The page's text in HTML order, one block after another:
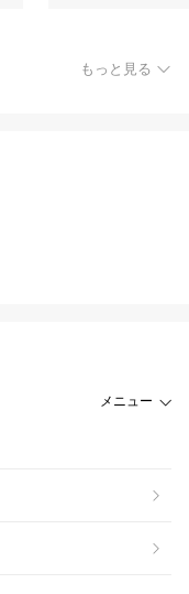
もっと見る
メニュー